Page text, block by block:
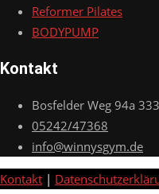
Reformer Pilates
BODYPUMP
Kontakt
Bosfelder Weg 94a
05242/47368
info@winnysgym.de
Kontakt |